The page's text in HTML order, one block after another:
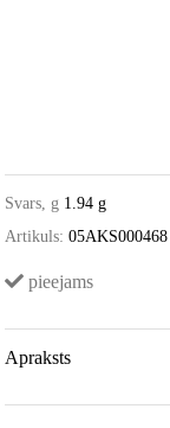
Svars, g 1.94 g
Artikuls: 05AKS000468
pieejams
Apraksts